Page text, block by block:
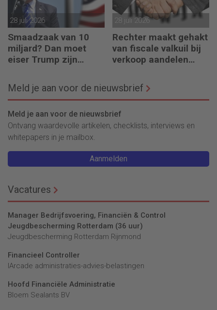
28 juli 2026
Smaadzaak van 10
miljard? Dan moet
eiser Trump zijn
28 juli 2026
Rechter maakt gehakt
van fiscale valkuil bij
verkoop aandelen
Meld je aan voor de nieuwsbrief
Meld je aan voor de nieuwsbrief
Ontvang waardevolle artikelen, checklists, interviews en
whitepapers in je mailbox.
Aanmelden
Vacatures
Manager Bedrijfsvoering, Financiën & Control
Jeugdbescherming Rotterdam (36 uur)
Jeugdbescherming Rotterdam Rijnmond
Financieel Controller
lArcade administraties-advies-belastingen
Hoofd Financiële Administratie
Bloem Sealants BV